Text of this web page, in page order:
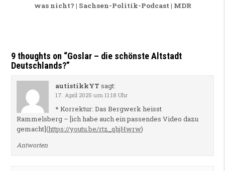
was nicht? | Sachsen-Politik-Podcast | MDR
9 thoughts on “Goslar – die schönste Altstadt
Deutschlands?”
autistikkYT sagt:
17. April 2025 um 11:18 Uhr
* Korrektur: Das Bergwerk heisst
Rammelsberg – [ich habe auch ein passendes Video dazu
gemacht](https://youtu.be/rtz_qhjHwrw)
Antworten